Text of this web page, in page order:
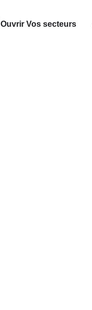
Ouvrir Vos secteurs